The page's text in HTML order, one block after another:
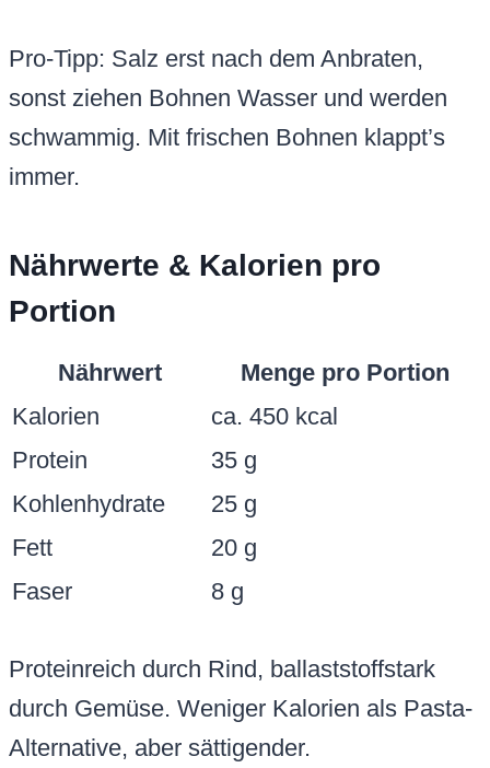
Pro-Tipp: Salz erst nach dem Anbraten,
sonst ziehen Bohnen Wasser und werden
schwammig. Mit frischen Bohnen klappt’s
immer.
Nährwerte & Kalorien pro
Portion
Nährwert
Menge pro Portion
Kalorien
ca. 450 kcal
Protein
35 g
Kohlenhydrate
25 g
Fett
20 g
Faser
8 g
Proteinreich durch Rind, ballaststoffstark
durch Gemüse. Weniger Kalorien als Pasta-
Alternative, aber sättigender.